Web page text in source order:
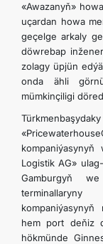
«Awazanyň»
uçardan howa
geçelge arkaly
döwrebap
zolagy üpjün
onda ähli
mümkinçiligi
Logistik AG»
Gamburgyň
hem port deňiz
hökmünde